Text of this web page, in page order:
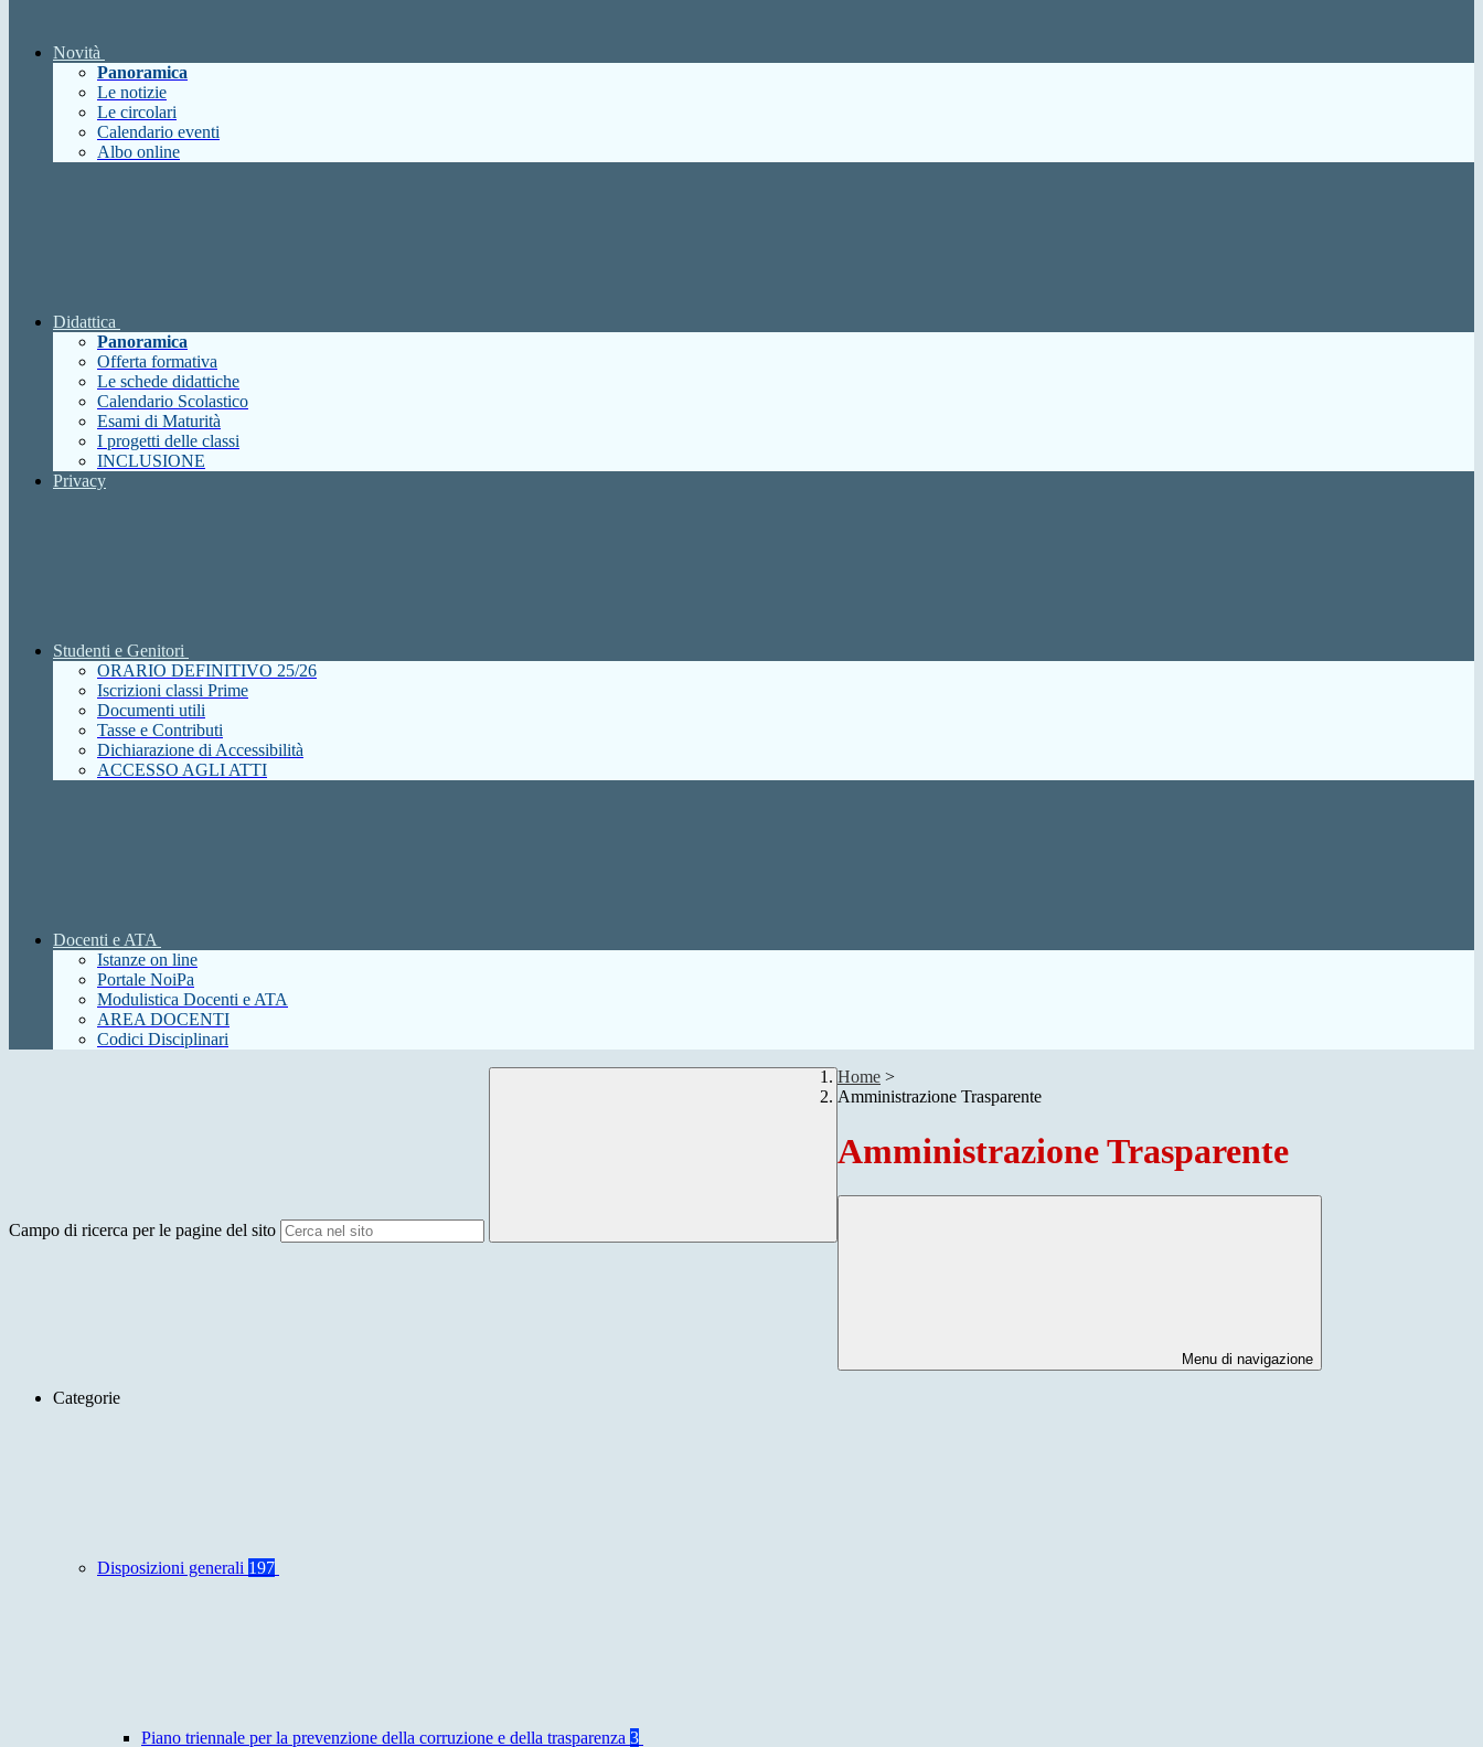
Novità
Panoramica
Le notizie
Le circolari
Calendario eventi
Albo online
Didattica
Panoramica
Offerta formativa
Le schede didattiche
Calendario Scolastico
Esami di Maturità
I progetti delle classi
INCLUSIONE
Privacy
Studenti e Genitori
ORARIO DEFINITIVO 25/26
Iscrizioni classi Prime
Documenti utili
Tasse e Contributi
Dichiarazione di Accessibilità
ACCESSO AGLI ATTI
Docenti e ATA
Istanze on line
Portale NoiPa
Modulistica Docenti e ATA
AREA DOCENTI
Codici Disciplinari
Campo di ricerca per le pagine del sito
Home >
Amministrazione Trasparente
Amministrazione Trasparente
Menu di navigazione
Categorie
Disposizioni generali 197
Piano triennale per la prevenzione della corruzione e della trasparenza 3